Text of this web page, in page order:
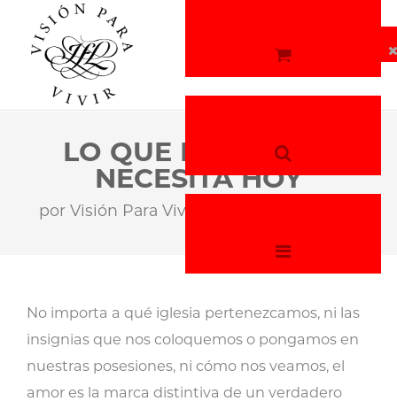
LO QUE EL MUNDO
NECESITA HOY
por Visión Para Vivir
No importa a qué iglesia pertenezcamos, ni las
insignias que nos coloquemos o pongamos en
nuestras posesiones, ni cómo nos veamos, el
amor es la marca distintiva de un verdadero